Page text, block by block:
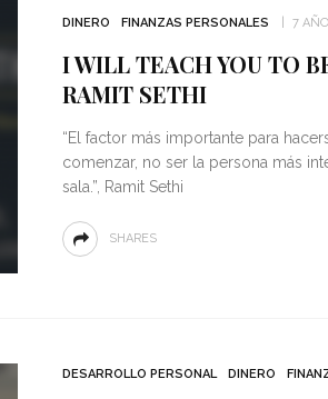
DINERO FINANZAS PERSONALES 7
I WILL TEACH YOU TO
RAMIT SETHI
“El factor más importante para
comenzar, no ser la persona más
sala.”, Ramit Sethi
SHARES
DESARROLLO PERSONAL DINERO